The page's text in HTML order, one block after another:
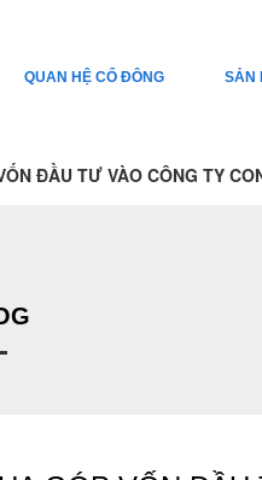
QUAN HỆ CỔ ĐÔNG SẢN
ĐẦU TƯ VÀO CÔNG TY